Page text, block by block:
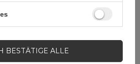
STELLE EINE FRAGE
BESTÄTIGE ALLE